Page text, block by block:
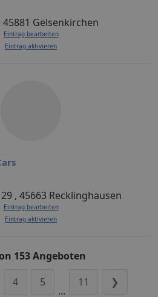
45881 Gelsenkirchen
Eintrag bearbeiten
Eintrag aktivieren
, 45663 Recklinghausen
Eintrag bearbeiten
Eintrag aktivieren
153 Angeboten
4 5
...
11 ❯